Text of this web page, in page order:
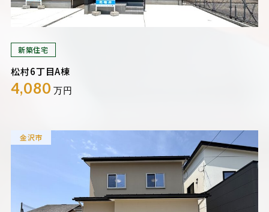
新築住宅
松村6丁目A棟
4,080 万円
金沢市